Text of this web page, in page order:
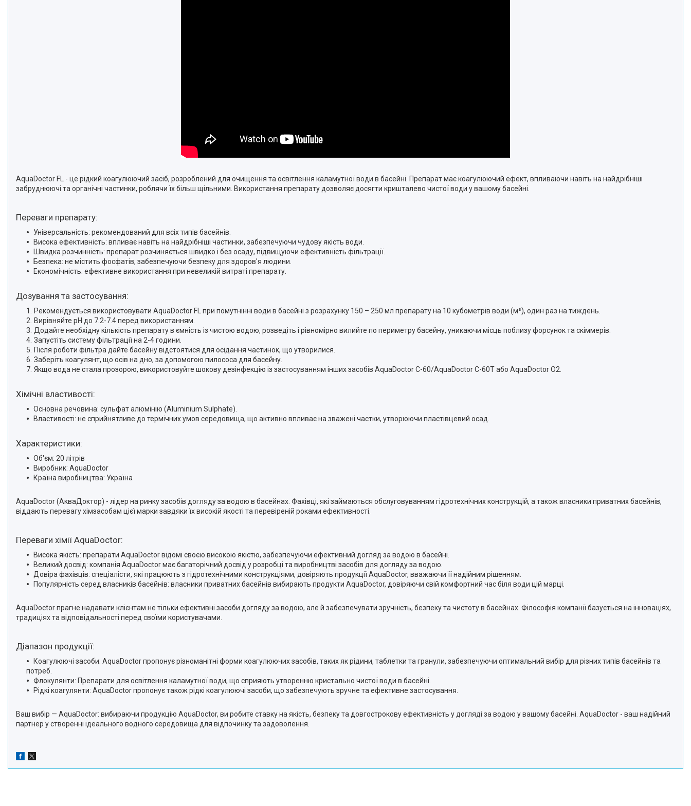
AquaDoctor FL - це рідкий коагулюючий засіб, розроблений для очищення та освітлення каламутної води в басейні. Препарат має коагулюючий ефект, впливаючи навіть на найдрібніші
забруднюючі та органічні частинки, роблячи їх більш щільними. Використання препарату дозволяє досягти кришталево чистої води у вашому басейні.
Переваги препарату:
Універсальність: рекомендований для всіх типів басейнів.
Висока ефективність: впливає навіть на найдрібніші частинки, забезпечуючи чудову якість води.
Швидка розчинність: препарат розчиняється швидко і без осаду, підвищуючи ефективність фільтрації.
Безпека: не містить фосфатів, забезпечуючи безпеку для здоров'я людини.
Економічність: ефективне використання при невеликій витраті препарату.
Дозування та застосування:
Рекомендується використовувати AquaDoctor FL при помутнінні води в басейні з розрахунку 150 – 250 мл препарату на 10 кубометрів води (м³), один раз на тиждень.
Вирівняйте pH до 7.2-7.4 перед використанням.
Додайте необхідну кількість препарату в ємність із чистою водою, розведіть і рівномірно вилийте по периметру басейну, уникаючи місць поблизу форсунок та скіммерів.
Запустіть систему фільтрації на 2-4 години.
Після роботи фільтра дайте басейну відстоятися для осідання частинок, що утворилися.
Заберіть коагулянт, що осів на дно, за допомогою пилососа для басейну.
Якщо вода не стала прозорою, використовуйте шокову дезінфекцію із застосуванням інших засобів AquaDoctor С-60/AquaDoctor С-60Т або AquaDoctor О2.
Хімічні властивості:
Основна речовина: сульфат алюмінію (Aluminium Sulphate).
Властивості: не сприйнятливе до термічних умов середовища, що активно впливає на зважені частки, утворюючи пластівцевий осад.
Характеристики:
Об'єм: 20 літрів
Виробник: AquaDoctor
Країна виробництва: Україна
AquaDoctor (АкваДоктор) - лідер на ринку засобів догляду за водою в басейнах. Фахівці, які займаються обслуговуванням гідротехнічних конструкцій, а також власники приватних басейнів,
віддають перевагу хімзасобам цієї марки завдяки їх високій якості та перевіреній роками ефективності.
Переваги хімії AquaDoctor:
Висока якість: препарати AquaDoctor відомі своєю високою якістю, забезпечуючи ефективний догляд за водою в басейні.
Великий досвід: компанія AquaDoctor має багаторічний досвід у розробці та виробництві засобів для догляду за водою.
Довіра фахівців: спеціалісти, які працюють з гідротехнічними конструкціями, довіряють продукції AquaDoctor, вважаючи її надійним рішенням.
Популярність серед власників басейнів: власники приватних басейнів вибирають продукти AquaDoctor, довіряючи свій комфортний час біля води цій марці.
AquaDoctor прагне надавати клієнтам не тільки ефективні засоби догляду за водою, але й забезпечувати зручність, безпеку та чистоту в басейнах. Філософія компанії базується на інноваціях,
традиціях та відповідальності перед своїми користувачами.
Діапазон продукції:
Коагулюючі засоби: AquaDoctor пропонує різноманітні форми коагулюючих засобів, таких як рідини, таблетки та гранули, забезпечуючи оптимальний вибір для різних типів басейнів та
потреб.
Флокулянти: Препарати для освітлення каламутної води, що сприяють утворенню кристально чистої води в басейні.
Рідкі коагулянти: AquaDoctor пропонує також рідкі коагулюючі засоби, що забезпечують зручне та ефективне застосування.
Ваш вибір — AquaDoctor: вибираючи продукцію AquaDoctor, ви робите ставку на якість, безпеку та довгострокову ефективність у догляді за водою у вашому басейні. AquaDoctor - ваш надійний
партнер у створенні ідеального водного середовища для відпочинку та задоволення.